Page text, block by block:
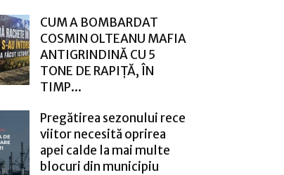
CUM A BOMBARDAT
COSMIN OLTEANU MAFIA
ANTIGRINDINĂ CU 5
TONE DE RAPIȚĂ, ÎN
TIMP...
Pregătirea sezonului rece
viitor necesită oprirea
apei calde la mai multe
blocuri din municipiu